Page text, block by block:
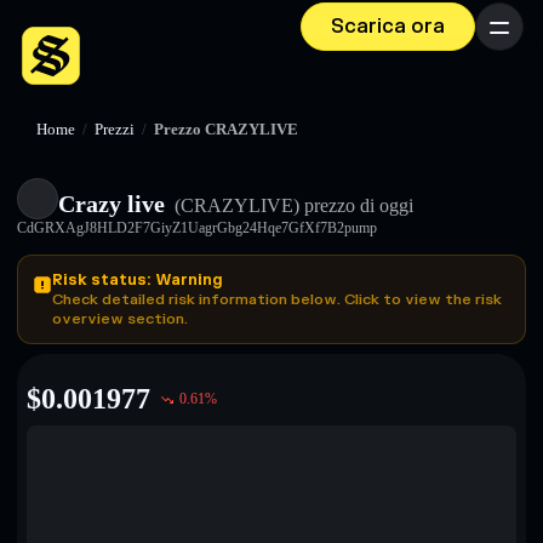
Scarica ora Menu
Home / Prezzi / Prezzo CRAZYLIVE
Crazy live (CRAZYLIVE) prezzo di oggi
CdGRXAgJ8HLD2F7GiyZ1UagrGbg24Hqe7GfXf7B2pump
Risk status: Warning
Check detailed risk information below. Click to view the risk
overview section.
$0.001977 0.61%